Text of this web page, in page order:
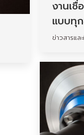
งานเชื่
แบบทุ
ข่าวสารแล